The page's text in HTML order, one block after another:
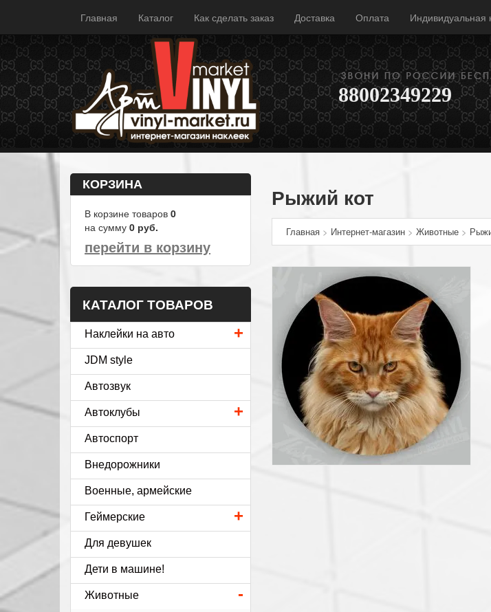
Главная Каталог Как сделать заказ Доставка Оплата Индивидуальная
88002349229
Рыжий кот
Главная> Интернет-магазин> Животные>
КОРЗИНА
В корзине товаров 0
на сумму 0 руб.
перейти в корзину
КАТАЛОГ ТОВАРОВ
+
Наклейки на авто
JDM style
Автозвук
+
Автоклубы
Автоспорт
Внедорожники
Военные, армейские
+
Геймерские
Для девушек
Дети в машине!
-
Животные